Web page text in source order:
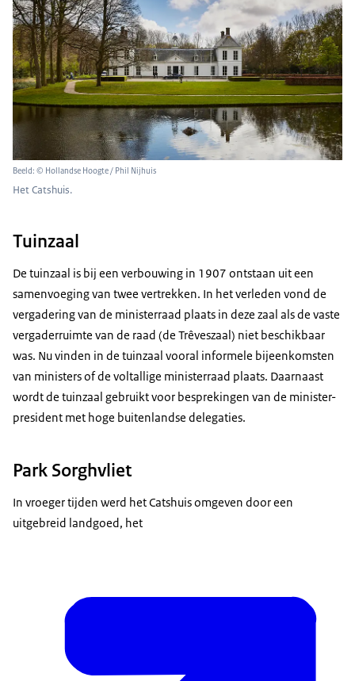
Beeld: © Hollandse Hoogte / Phil Nijhuis
Het Catshuis.
Tuinzaal
De tuinzaal is bij een verbouwing in 1907 ontstaan uit een
samenvoeging van twee vertrekken. In het verleden vond de
vergadering van de ministerraad plaats in deze zaal als de vaste
vergaderruimte van de raad (de Trêveszaal) niet beschikbaar
was. Nu vinden in de tuinzaal vooral informele bijeenkomsten
van ministers of de voltallige ministerraad plaats. Daarnaast
wordt de tuinzaal gebruikt voor besprekingen van de minister-
president met hoge buitenlandse delegaties.
Park Sorghvliet
In vroeger tijden werd het Catshuis omgeven door een
uitgebreid landgoed, het